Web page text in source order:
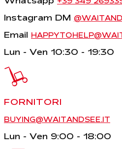
Instagram DM
Email
Lun - Ven 10:30 - 19:30
FORNITORI
BUYING@WAITANDSEE.IT
Lun - Ven 9:00 - 18:00